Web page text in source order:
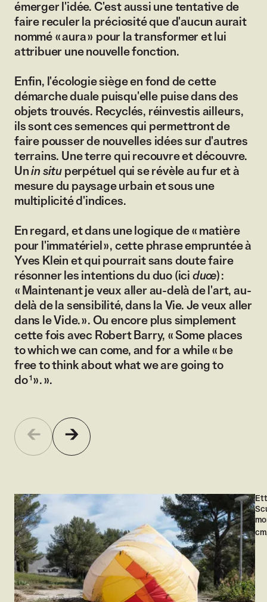
émerger l'idée. C'est aussi une tentative de
faire reculer la préciosité que d'aucun aurait
nommé « aura » pour la transformer et lui
attribuer une nouvelle fonction.
Enfin, l'écologie siège en fond de cette
démarche duale puisqu'elle puise dans des
objets trouvés. Recyclés, réinvestis ailleurs,
ils sont ces semences qui permettront de
faire pousser de nouvelles idées sur d'autres
terrains. Une terre qui recouvre et découvre.
Unin situ perpétuel qui se révèle au fur et à
mesure du paysage urbain et sous une
multiplicité d'indices.
En regard, et dans une logique de « matière
pour l'immatériel », cette phrase empruntée à
Yves Klein et qui pourrait sans doute faire
résonner les intentions du duo (ici duœ) :
« Maintenant je veux aller au-delà de l'art, au-
delà de la sensibilité, dans la Vie. Je veux aller
dans le Vide. ». Ou encore plus simplement
cette fois avec Robert Barry, « Some places
to which we can come, and for a while « be
free to think about what we are going to
do1 ». ».
Carrousel 0
Agrandir
Aller à l'élément précédent
1 sur Aller à l'élément suivant